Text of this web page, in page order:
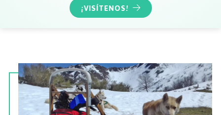
¡VISÍTENOS!